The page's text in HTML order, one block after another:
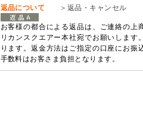
返品について ＞返品・キャンセル
お客様の都合による返品は、ご連絡の上
リカンスクエアー本社宛でお願いします
ります。返金方法はご指定の口座にお振
手数料はお客さま負担となります。